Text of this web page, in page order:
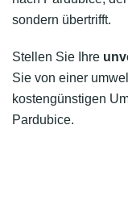
sondern übertrifft.
Stellen Sie Ihre
Sie von einer
kostengünstigen
Pardubice.